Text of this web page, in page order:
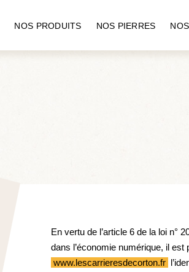
NOS PRODUITS NOS PIERRES
En vertu de l’article 6 de la loi n°
dans l’économie numérique, il
www.lescarrieresdecorton.fr